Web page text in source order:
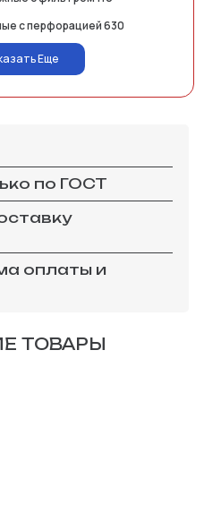
с перфорацией 630
Еще
по ГОСТ
оплаты и
ТОВАРЫ